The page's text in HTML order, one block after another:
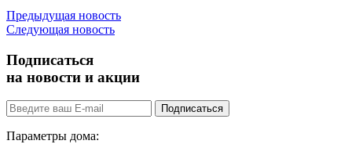
Предыдущая новость
Следующая новость
Подписаться
на новости и акции
Подписаться
Параметры дома: